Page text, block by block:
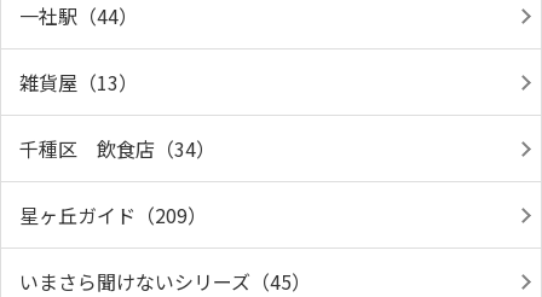
一社駅（44）
雑貨屋（13）
千種区 飲食店（34）
星ヶ丘ガイド（209）
いまさら聞けないシリーズ（45）